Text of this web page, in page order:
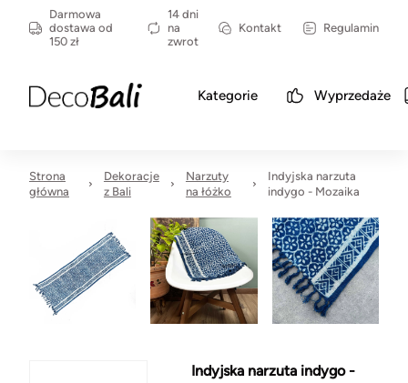
Darmowa
dostawa od
150 zł
14 dni
na
zwrot
Kontakt Regulamin
Kategorie Wyprzedaże
Strona
główna
Dekoracje
z Bali
Narzuty
na łóżko
Indyjska narzuta
indygo - Mozaika
Indyjska narzuta indygo -